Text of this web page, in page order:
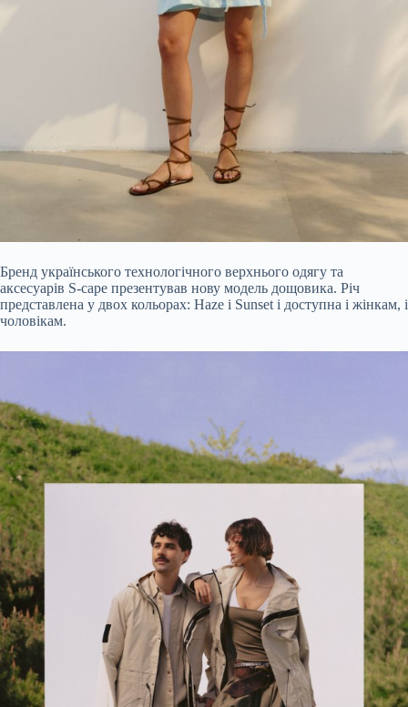
Бренд українського технологічного верхнього одягу та
аксесуарів S-cape презентував нову модель дощовика. Річ
представлена у двох кольорах: Haze і Sunset і доступна і жінкам, і
чоловікам.